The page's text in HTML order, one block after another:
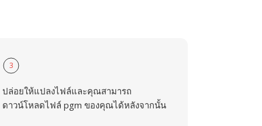
3
ปล่อยให้แปลงไฟล์และคุณสามารถ
ดาวน์โหลดไฟล์ pgm ของคุณได้หลังจากนั้น